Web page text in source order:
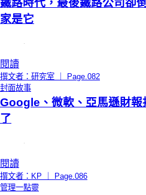
鐵路時代，最後鐵路公司卻
家是它
閱讀
撰文者：研究室 ｜ Page.082
封面故事
Google、微軟、亞馬遜財
了
閱讀
撰文者：KP ｜ Page.086
管理一點靈